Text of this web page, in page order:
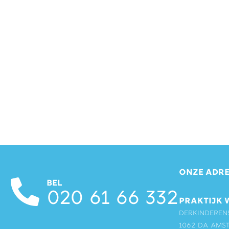
BEL
020 61 66 332
ONZE
PRAKTIJK
1062 DA